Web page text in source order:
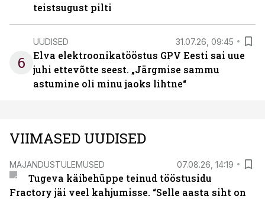
teistsugust pilti
6
UUDISED 31.07.26, 09:45
Elva elektroonikatööstus GPV Eesti sai uue
juhi ettevõtte seest. „Järgmise sammu
astumine oli minu jaoks lihtne“
VIIMASED UUDISED
MAJANDUSTULEMUSED 07.08.26, 14:19
Tugeva käibehüppe teinud tööstusidu
Fractory jäi veel kahjumisse. “Selle aasta siht on